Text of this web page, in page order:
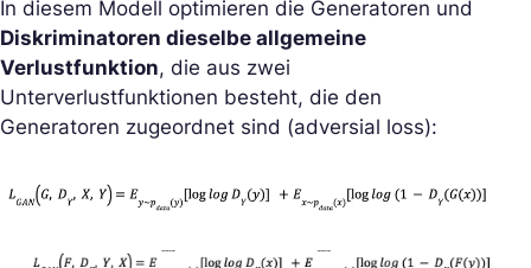
In diesem Modell optimieren die Generatoren und
Diskriminatoren dieselbe allgemeine
Verlustfunktion, die aus zwei
Unterverlustfunktionen besteht, die den
Generatoren zugeordnet sind (adversial loss):